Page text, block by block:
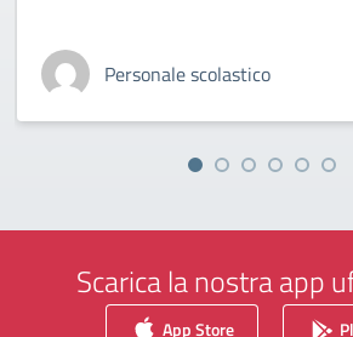
Personale scolastico
Scarica la nostra app
App Store